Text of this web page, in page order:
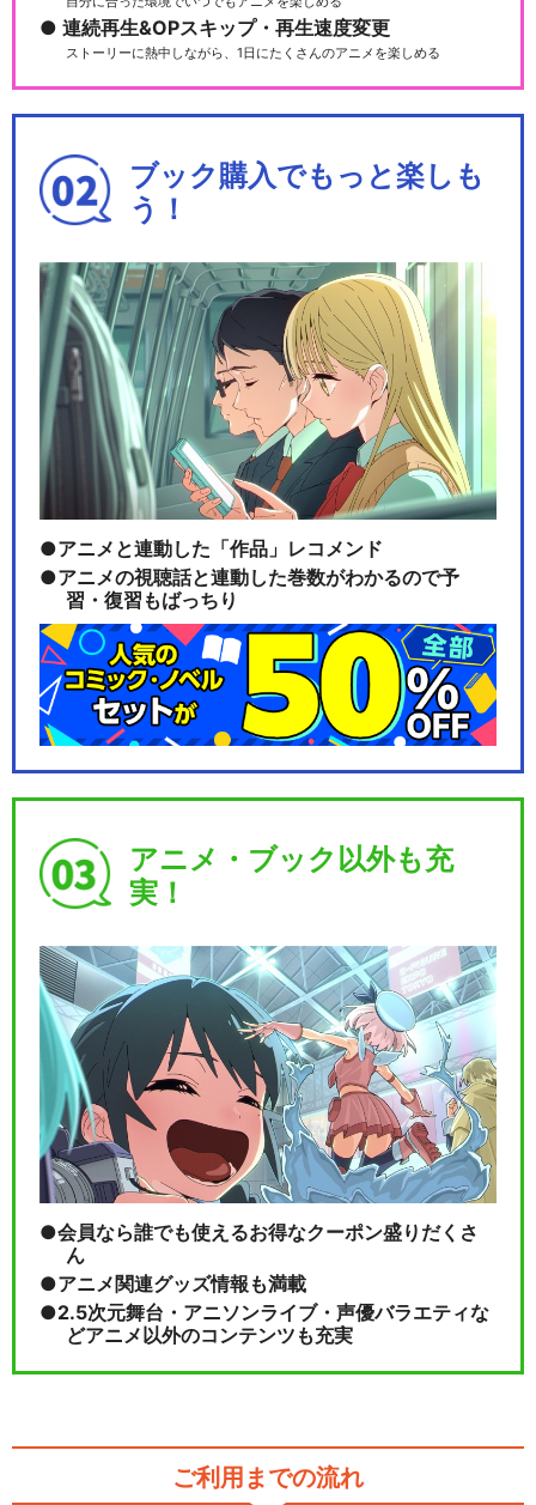
舞台『弱虫ペダル』インター
ハイ篇 The WI…
舞台『弱虫ペダル』～箱根学
園（ハコガク）新世代…
舞台『弱虫ペダル』新インタ
舞台『弱虫ペダル』新インタ
ーハイ篇～ヒートアッ…
舞台『弱虫ペダル』新インタ
舞台『弱虫ペダル』新インタ
ーハイ篇～制・限・解…
舞台『弱虫ペダル』新インタ
ーハイ篇FINAL～…
連続再生&OPスキップ・再生速度変更
ストーリーに熱中しながら、1日にたくさんのアニメを楽しめる
ブック購入でもっと楽しも
う！
アニメと連動した「作品」レコメンド
アニメの視聴話と連動した巻数がわかるので予
習・復習もばっちり
アニメ・ブック以外も充
実！
会員なら誰でも使えるお得なクーポン盛りだくさ
ん
アニメ関連グッズ情報も満載
2.5次元舞台・アニソンライブ・声優バラエティな
どアニメ以外のコンテンツも充実
ご利用までの流れ